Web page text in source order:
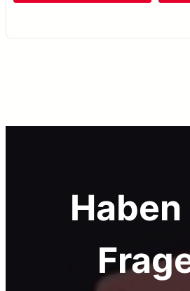
Haben